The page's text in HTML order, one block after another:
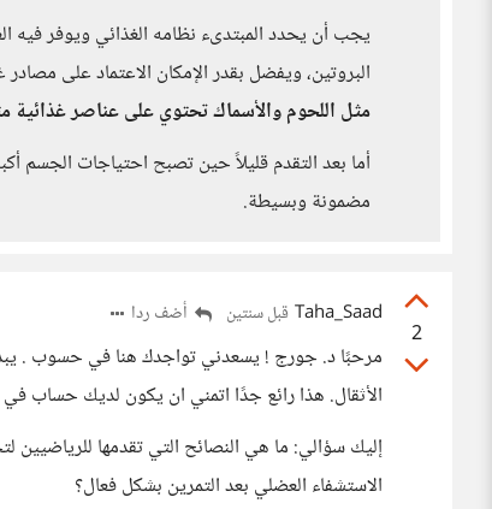
يجب أن يحدد المبتدىء نظامه الغذائي ويوفر فيه
البروتين، ويفضل بقدر الإمكان الاعتماد على
مثل اللحوم والأسماك تحتوي على عناصر غذائية
أما بعد التقدم قليلاً حين تصبح احتياجات الجسم
مضمونة وبسيطة.
2
Taha_Saad قبل سنتين أضف ردا
مرحبًا د. جورج ! يسعدني تواجدك هنا في حسوب .
الأثقال. هذا رائع جدًا اتمني ان يكون لديك حساب
إليك سؤالي: ما هي النصائح التي تقدمها للرياضيين
الاستشفاء العضلي بعد التمرين بشكل فعال؟